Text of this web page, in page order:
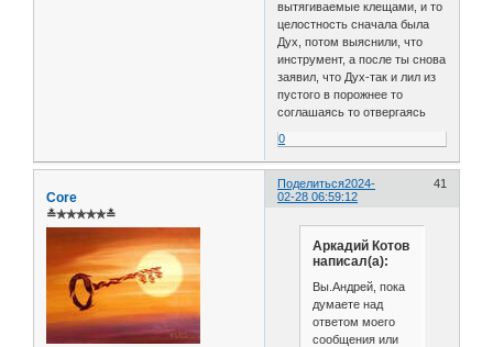
вытягиваемые клещами, и то
целостность сначала была
Дух, потом выяснили, что
инструмент, а после ты снова
заявил, что Дух-так и лил из
пустого в порожнее то
соглашаясь то отвергаясь
0
Поделиться 41
2024-
02-28 06:59:12
Core
≛✯✯✯✯✯≛
Аркадий Котов
написал(а):
Вы.Андрей, пока
думаете над
ответом моего
сообщения или